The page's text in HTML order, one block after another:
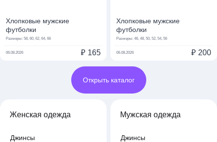
Хлопковые мужские
футболки
Размеры: 58, 60, 62, 64, 66
06.08.2026 ₽ 165
Хлопковые мужские
футболки
Размеры: 46, 48, 50, 52, 54, 56
06.08.2026 ₽ 200
Открыть каталог
Женская одежда
Джинсы
Мужская одежда
Джинсы